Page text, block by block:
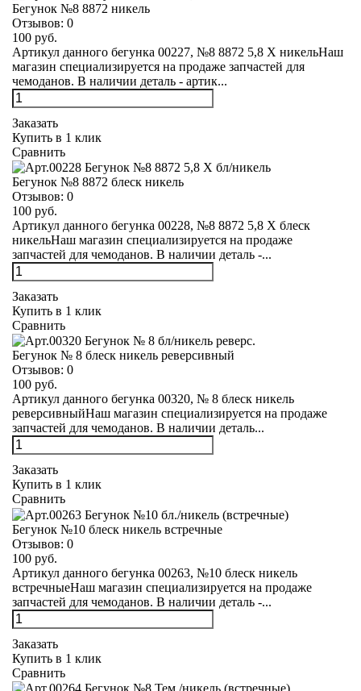
Бегунок №8 8872 никель
Отзывов: 0
100 руб.
Артикул данного бегунка 00227, №8 8872 5,8 Х никельНаш
магазин специализируется на продаже запчастей для
чемоданов. В наличии деталь - артик...
Заказать
Купить в 1 клик
Сравнить
Бегунок №8 8872 блеск никель
Отзывов: 0
100 руб.
Артикул данного бегунка 00228, №8 8872 5,8 Х блеск
никельНаш магазин специализируется на продаже
запчастей для чемоданов. В наличии деталь -...
Заказать
Купить в 1 клик
Сравнить
Бегунок № 8 блеск никель реверсивный
Отзывов: 0
100 руб.
Артикул данного бегунка 00320, № 8 блеск никель
реверсивныйНаш магазин специализируется на продаже
запчастей для чемоданов. В наличии деталь...
Заказать
Купить в 1 клик
Сравнить
Бегунок №10 блеск никель встречные
Отзывов: 0
100 руб.
Артикул данного бегунка 00263, №10 блеск никель
встречныеНаш магазин специализируется на продаже
запчастей для чемоданов. В наличии деталь -...
Заказать
Купить в 1 клик
Сравнить